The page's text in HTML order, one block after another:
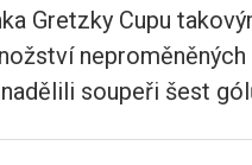
Gretzky Cupu
soupeři šest